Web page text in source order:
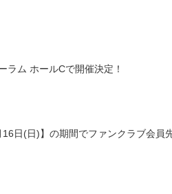
ラム ホールCで開催決定！
日(日)】の期間でファンクラブ会員